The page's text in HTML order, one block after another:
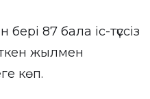
87 бала іс-түссіз
жылмен
көп.